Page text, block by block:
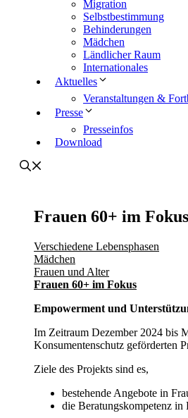
Migration
Selbstbestimmung
Behinderungen
Mädchen
Ländlicher Raum
Internationales
Aktuelles
Veranstaltungen &
Presse
Presseinfos
Download
Frauen 60+ im Fokus
Verschiedene Lebensphasen
Mädchen
Frauen und Alter
Frauen 60+ im Fokus
Empowerment und
Im Zeitraum Dezember 2024 bis
Konsumentenschutz geförderten
Ziele des Projekts sind es,
bestehende Angebote in
die Beratungskompetenz in